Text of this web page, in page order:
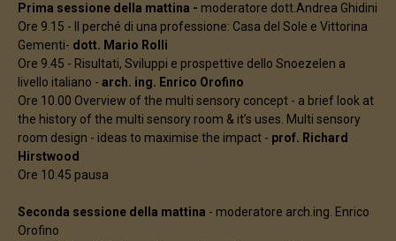
Prima sessione della mattina - moderatore dott.Andrea Ghidini
Ore 9.15 - Il perché di una professione: Casa del Sole e Vittorina
Gementi- dott. Mario Rolli
Ore 9.45 - Risultati, Sviluppi e prospettive dello Snoezelen a
livello italiano - arch. ing. Enrico Orofino
Ore 10.00 Overview of the multi sensory concept - a brief look at
the history of the multi sensory room & it’s uses. Multi sensory
room design - ideas to maximise the impact - prof. Richard
Hirstwood
Ore 10.45 pausa
Seconda sessione della mattina - moderatore arch.ing. Enrico
Orofino